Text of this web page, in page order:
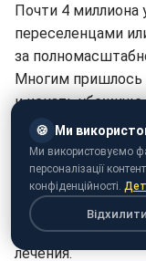
Почти 4
переселенцами
за
Многим пришлось
и искать убежище
В большинстве
окажут
программы, по
комплексную
консультаций и
лечения.
🍪 Ми
Ми використовуємо
персоналізації
конфіденційності.
Відхилити